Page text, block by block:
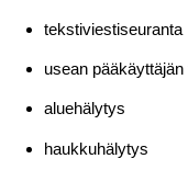
tekstiviestiseuranta
usean pääkäyttäjän
aluehälytys
haukkuhälytys